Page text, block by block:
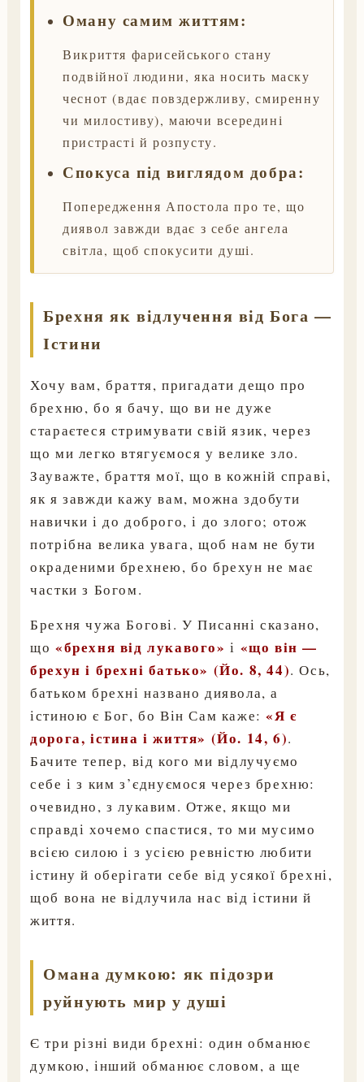
Оману самим життям:
Викриття фарисейського стану
подвійної людини, яка носить маску
чеснот (вдає повздержливу, смиренну
чи милостиву), маючи всередині
пристрасті й розпусту.
Спокуса під виглядом добра:
Попередження Апостола про те, що
диявол завжди вдає з себе ангела
світла, щоб спокусити душі.
Брехня як відлучення від Бога —
Істини
Хочу вам, браття, пригадати дещо про
брехню, бо я бачу, що ви не дуже
стараєтеся стримувати свій язик, через
що ми легко втягуємося у велике зло.
Зауважте, браття мої, що в кожній справі,
як я завжди кажу вам, можна здобути
навички і до доброго, і до злого; отож
потрібна велика увага, щоб нам не бути
окраденими брехнею, бо брехун не має
частки з Богом.
Брехня чужа Богові. У Писанні сказано,
що«брехня від лукавого» і «що він —
брехун і брехні батько» (Йо. 8, 44). Ось,
батьком брехні названо диявола, а
істиною є Бог, бо Він Сам каже:«Я є
дорога, істина і життя» (Йо. 14, 6).
Бачите тепер, від кого ми відлучуємо
себе і з ким з’єднуємося через брехню:
очевидно, з лукавим. Отже, якщо ми
справді хочемо спастися, то ми мусимо
всією силою і з усією ревністю любити
істину й оберігати себе від усякої брехні,
щоб вона не відлучила нас від істини й
життя.
Омана думкою: як підозри
руйнують мир у душі
Є три різні види брехні: один обманює
думкою, інший обманює словом, а ще